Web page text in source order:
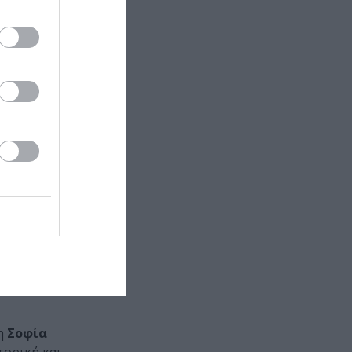
στο
42,
του
διάλογο
και Irving
με το
Σοφία